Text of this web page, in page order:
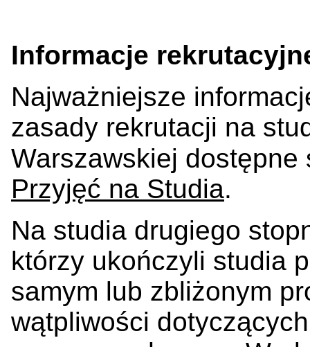
Informacje
Najważniejsze
zasady rekrutacji na
Warszawskiej
Przyjęć na Studia.
Na studia drugiego
którzy ukończyli studia
samym lub zbliżonym
wątpliwości